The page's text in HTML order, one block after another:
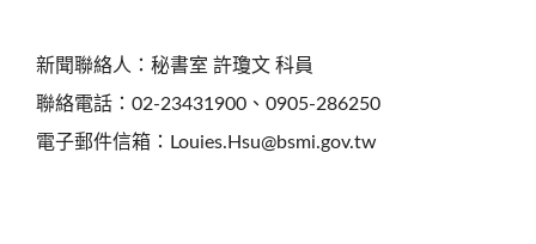
新聞聯絡人：秘書室 許瓊文 科員
聯絡電話：02-23431900、0905-286250
電子郵件信箱：Louies.Hsu@bsmi.gov.tw